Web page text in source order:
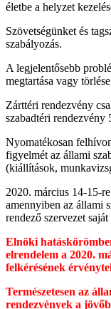
életbe a helyzet
Szövetségünket és
szabályozás.
A legjelentősebb
megtartása vagy
Zárttéri rendezvény
szabadtéri rendezvény
Nyomatékosan
figyelmét az állami
(kiállítások,
2020. március 14-15-
amennyiben az állami
rendező szervezet
Elnöki
elrendelem a 2020.
felkérésének
Természetesen az
rendezvények a